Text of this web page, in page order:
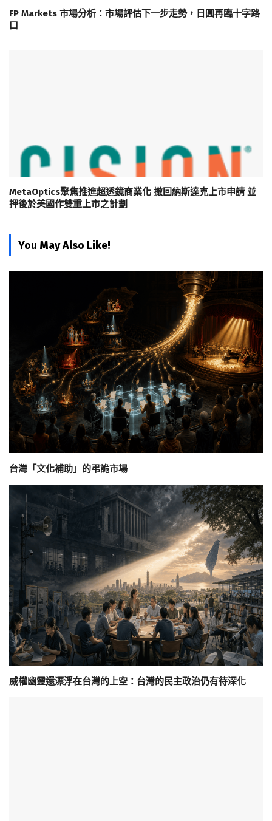
FP Markets 市場分析：市場評估下一步走勢，日圓再臨十字路
口
MetaOptics聚焦推進超透鏡商業化 撤回納斯達克上市申請 並
押後於美國作雙重上市之計劃
You May Also Like!
台灣「文化補助」的弔詭市場
威權幽靈還漂浮在台灣的上空：台灣的民主政治仍有待深化